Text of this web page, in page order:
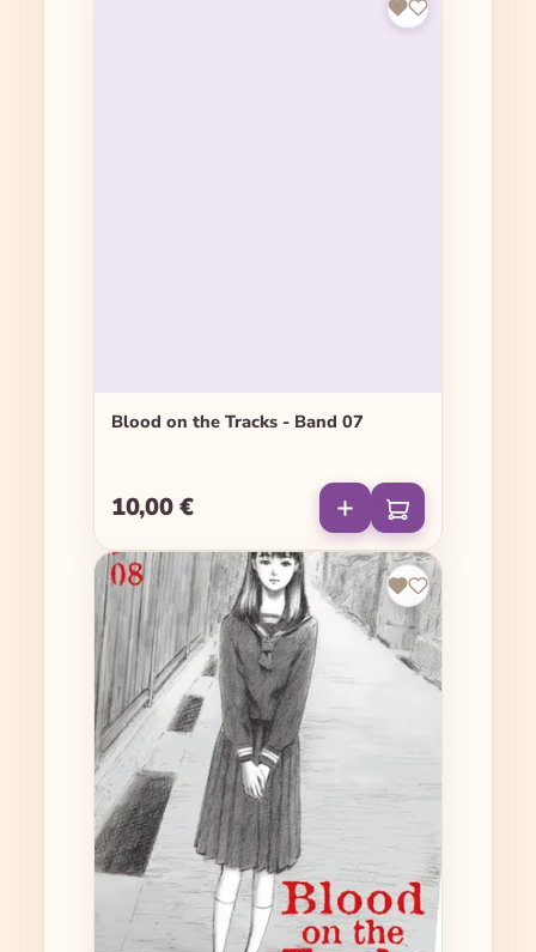
Blood on the Tracks - Band 07
Regulärer Preis:
10,00 €